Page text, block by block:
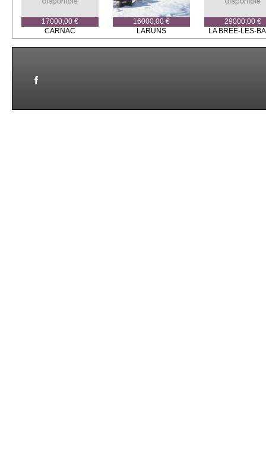
17000,00 €
CARNAC
16000,00 €
LARUNS
29000,00 €
LA BREE-LES-